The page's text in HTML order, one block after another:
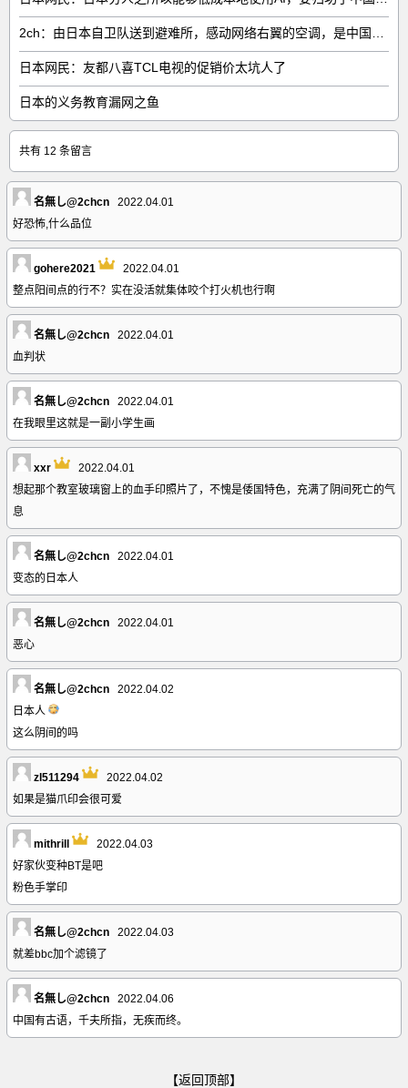
日本网民：友都八喜TCL电视的促销价太坑人了
日本的义务教育漏网之鱼
共有 12 条留言
名無し@2chcn
2022.04.01
好恐怖,什么品位
gohere2021
2022.04.01
整点阳间点的行不？实在没活就集体咬个打火机也行啊
名無し@2chcn
2022.04.01
血判状
名無し@2chcn
2022.04.01
在我眼里这就是一副小学生画
xxr
2022.04.01
想起那个教室玻璃窗上的血手印照片了，不愧是倭国特色，充满了阴间死亡的气
息
名無し@2chcn
2022.04.01
变态的日本人
名無し@2chcn
2022.04.01
恶心
名無し@2chcn
2022.04.02
日本人
这么阴间的吗
zl511294
2022.04.02
如果是猫爪印会很可爱
mithrill
2022.04.03
好家伙变种BT是吧
粉色手掌印
名無し@2chcn
2022.04.03
就差bbc加个滤镜了
名無し@2chcn
2022.04.06
中国有古语，千夫所指，无疾而终。
【返回顶部】